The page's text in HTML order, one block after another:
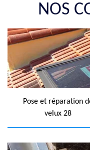
NOS
Pose et réparation
velux 28